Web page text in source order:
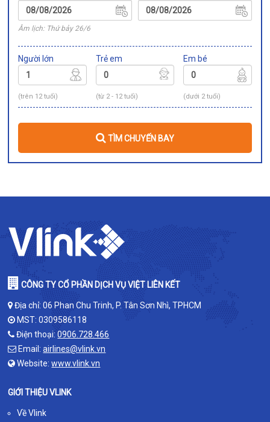
Âm lịch: Thứ bảy 26/6
Người lớn
(trên 12 tuổi)
Trẻ em
(từ 2 - 12 tuổi)
Em bé
(dưới 2 tuổi)
TÌM CHUYẾN BAY
CÔNG TY CỔ PHẦN DỊCH VỤ VIỆT LIÊN KẾT
Địa chỉ: 06 Phan Chu Trinh, P. Tân Sơn Nhì, TPHCM
MST: 0309586118
Điện thoại:0906.728.466
Email:airlines@vlink.vn
Website:www.vlink.vn
GIỚI THIỆU VLINK
Về Vlink